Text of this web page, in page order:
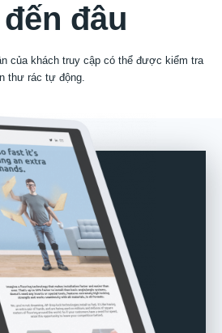
đâu
của khách truy cập có thể được kiểm tra
thư rác tự động.